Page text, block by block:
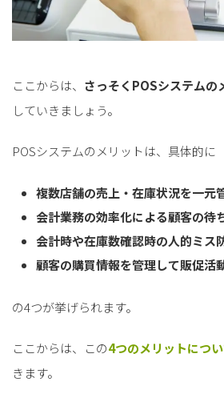
ここからは、 さっそくPOSシステムの
していきましょう。
POSシステムのメリットは、具体的に
複数店舗の売上・在庫状況を一元
会計業務の効率化による顧客の待
会計時や在庫数確認時の人的ミス
顧客の購買情報を管理して販促活
の4つが挙げられます。
ここからは、この4つのメリットにつ
きます。